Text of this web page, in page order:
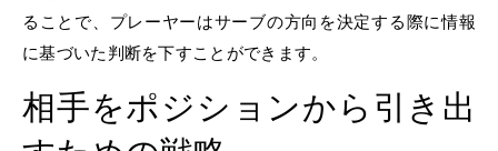
ることで、プレーヤーはサーブの方向を決定する際に情報
に基づいた判断を下すことができます。
相手をポジションから引き出